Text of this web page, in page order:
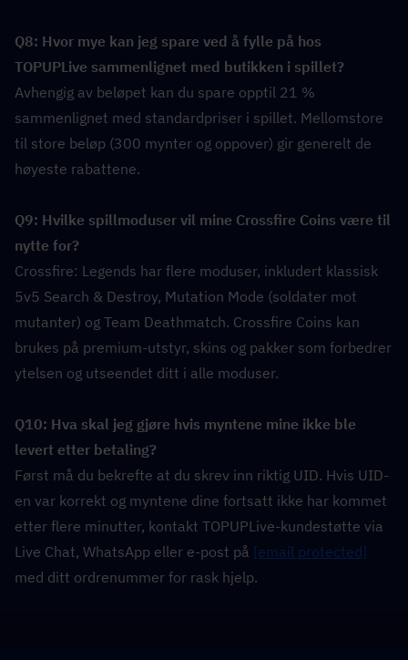
Q8: Hvor mye kan jeg spare ved å fylle på hos
TOPUPLive sammenlignet med butikken i spillet?
Avhengig av beløpet kan du spare opptil 21 %
sammenlignet med standardpriser i spillet. Mellomstore
til store beløp (300 mynter og oppover) gir generelt de
høyeste rabattene.
Q9: Hvilke spillmoduser vil mine Crossfire Coins være til
nytte for?
Crossfire: Legends har flere moduser, inkludert klassisk
5v5 Search & Destroy, Mutation Mode (soldater mot
mutanter) og Team Deathmatch. Crossfire Coins kan
brukes på premium-utstyr, skins og pakker som forbedrer
ytelsen og utseendet ditt i alle moduser.
Q10: Hva skal jeg gjøre hvis myntene mine ikke ble
levert etter betaling?
Først må du bekrefte at du skrev inn riktig UID. Hvis UID-
en var korrekt og myntene dine fortsatt ikke har kommet
etter flere minutter, kontakt TOPUPLive-kundestøtte via
Live Chat, WhatsApp eller e-post på [email protected]
med ditt ordrenummer for rask hjelp.